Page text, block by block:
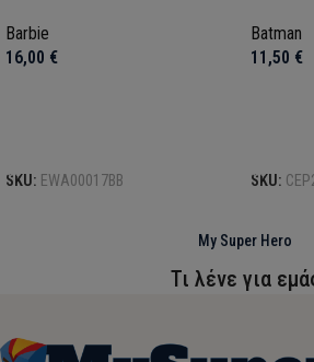
Barbie
16,00 €
SKU: EWA00017BB
Batman
11,50 €
SKU:
My Super Hero
Τι λένε για